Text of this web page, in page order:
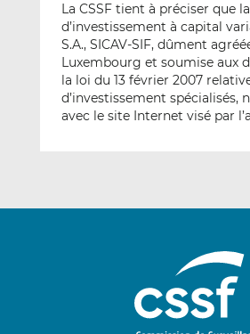
La CSSF tient à préciser que
d’investissement à capital
S.A., SICAV-SIF, dûment
Luxembourg et soumise aux
la loi du 13 février 2007
d’investissement spécialisés,
avec le site Internet visé par